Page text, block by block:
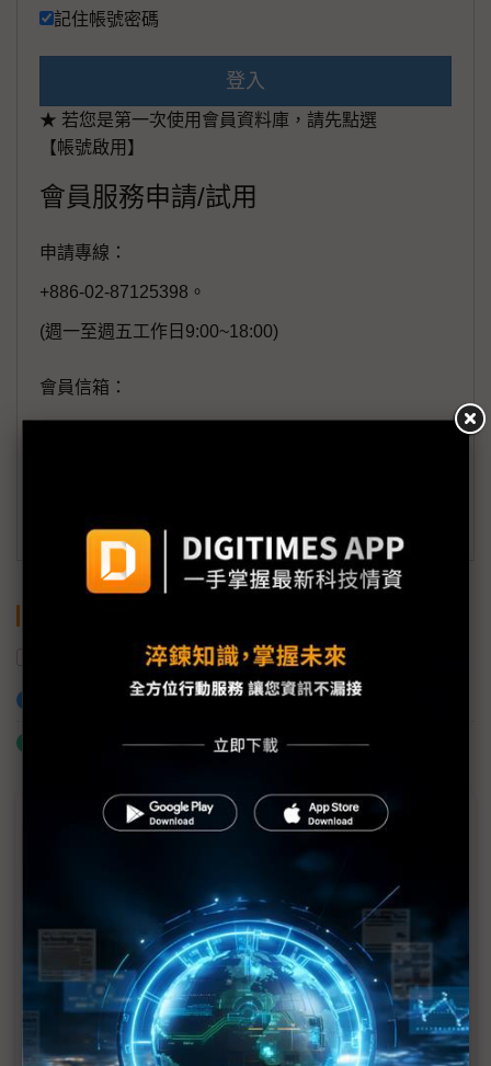
記住帳號密碼
登入
★ 若您是第一次使用會員資料庫，請先點選
【帳號啟用】
會員服務申請/試用
申請專線：
+886-02-87125398。
(週一至週五工作日9:00~18:00)
會員信箱：
member@digitimes.com
訂閱DIGITIMES 行動版
中國
加入已選取到「關鍵字追蹤」
什麼是「關鍵字追蹤」
近７天熱門報導
MLCC訂單過熱、出貨比創高 村田示警全球AI基
2027全年記憶體產能提前售罄 買家「祕而不
宣」只怕買不夠
英特爾EMIB良率達標 聯發科第2代ASIC產品
2028準時量產